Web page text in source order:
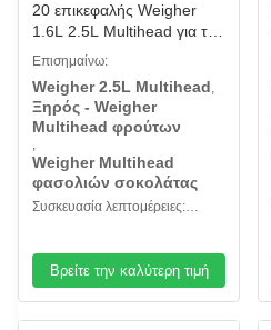
20 επικεφαλής Weigher
1.6L 2.5L Multihead για το
φασόλι σοκολάτας ζάχαρης
QQ ξηρό - φρούτα
Επισημαίνω:
Weigher 2.5L Multihead,
Ξηρός - Weigher
Multihead φρούτων
,
Weigher Multihead
φασολιών σοκολάτας
Συσκευασία λεπτομέρειες:
Βρείτε την καλύτερη τιμή